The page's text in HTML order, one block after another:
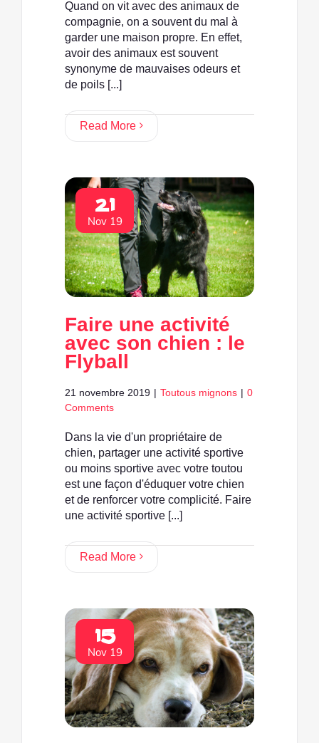
Quand on vit avec des animaux de
compagnie, on a souvent du mal à
garder une maison propre. En effet,
avoir des animaux est souvent
synonyme de mauvaises odeurs et
de poils [...]
Read More
21
Nov 19
Faire une activité
avec son chien : le
Flyball
21 novembre 2019 | Toutous mignons | 0
Comments
Dans la vie d'un propriétaire de
chien, partager une activité sportive
ou moins sportive avec votre toutou
est une façon d'éduquer votre chien
et de renforcer votre complicité. Faire
une activité sportive [...]
Read More
15
Nov 19